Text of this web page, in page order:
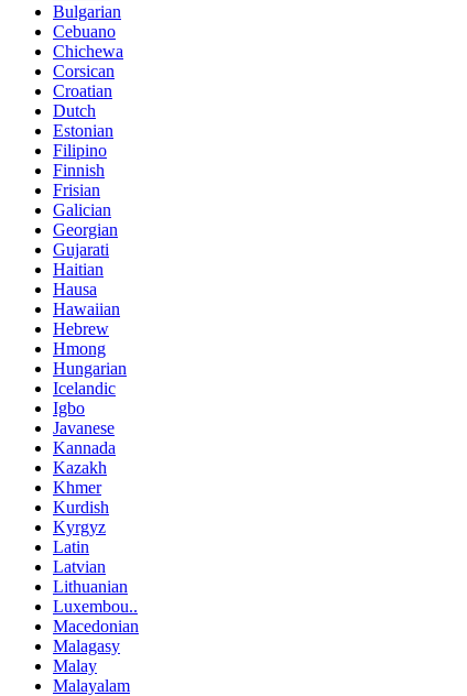
Bulgarian
Cebuano
Chichewa
Corsican
Croatian
Dutch
Estonian
Filipino
Finnish
Frisian
Galician
Georgian
Gujarati
Haitian
Hausa
Hawaiian
Hebrew
Hmong
Hungarian
Icelandic
Igbo
Javanese
Kannada
Kazakh
Khmer
Kurdish
Kyrgyz
Latin
Latvian
Lithuanian
Luxembou..
Macedonian
Malagasy
Malay
Malayalam